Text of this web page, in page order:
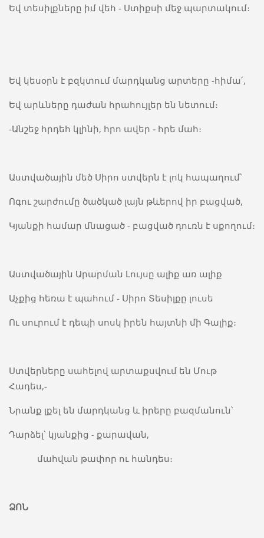
Եվ տեսիլքները իմ վեհ - Ստիքսի մեջ պարտակում։
Եվ կեսօրն է բզկտում մարդկանց արտերը -հիմա՛,
Եվ արևները դաժան հրահույլեր են նետում։
-Անշեջ հրդեհ կլինի, հրո ավեր ֊ հրե մահ։
Աստվածային մեծ Սիրո ստվերն է լոկ հապաղում՝
Ոգու շարժումը ծածկած լայն թևերով իր բացված,
Կյանքի համար մնացած - բացված դուռն է սքողում։
Աստվածային Արարման Լույսը ալիք առ ալիք
Աչքից հեռա է պահում - Սիրո Տեսիլքը լուսե
Ու սուրում է դեպի սոսկ իրեն հայտնի մի Գալիք։
Ստվերները սահելով արտաքսվում են Մութ
Հադես,-
Նրանք լքել են մարդկանց և իրերը բազմանուն՝
Դարձել՝ կյանքից - քարավան,
մահվան թափոր ու հանդես։
ՁՈՆ